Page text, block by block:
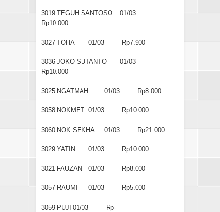
3019 TEGUH SANTOSO
01/03
Rp10.000
3027 TOHA 01/03 Rp7.900
3036 JOKO SUTANTO
01/03
Rp10.000
3025 NGATMAH 01/03 Rp8.000
3058 NOKMET 01/03 Rp10.000
3060 NOK SEKHA 01/03 Rp21.000
3029 YATIN 01/03 Rp10.000
3021 FAUZAN 01/03 Rp8.000
3057 RAUMI 01/03 Rp5.000
3059 PUJI 01/03 Rp-